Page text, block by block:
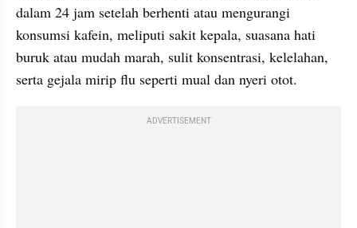
dalam 24 jam setelah berhenti atau mengurangi
konsumsi kafein, meliputi sakit kepala, suasana hati
buruk atau mudah marah, sulit konsentrasi, kelelahan,
serta gejala mirip flu seperti mual dan nyeri otot.
ADVERTISEMENT